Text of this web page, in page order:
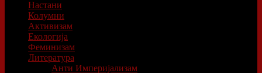
Настани
Колумни
Активизам
Екологија
Феминизам
Литература
Анти Империјализам